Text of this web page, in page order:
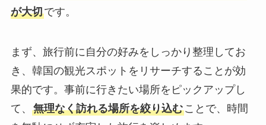
が大切です。
まず、旅行前に自分の好みをしっかり整理してお
き、韓国の観光スポットをリサーチすることが効
果的です。事前に行きたい場所をピックアップし
て、 無理なく訪れる場所を絞り込むことで、時間